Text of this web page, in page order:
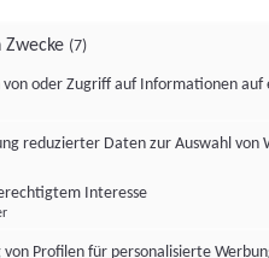
(7)
von oder Zugriff auf Informationen auf
reduzierter Daten zur Auswahl von
Interesse
von Profilen für personalisierte